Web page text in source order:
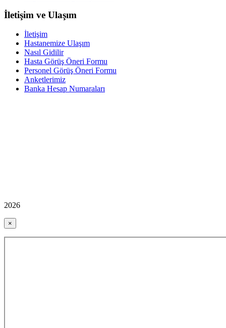
İletişim ve Ulaşım
İletişim
Hastanemize Ulaşım
Nasıl Gidilir
Hasta Görüş Öneri Formu
Personel Görüş Öneri Formu
Anketlerimiz
Banka Hesap Numaraları
2026
×